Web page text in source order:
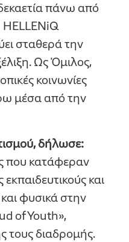
πάνω από
HELLENiQ
σταθερά την
Ως Όμιλος,
κοινωνίες
μέσα από την
δήλωσε:
που κατάφεραν
και
φυσικά στην
of Youth»,
τους διαδρομής.